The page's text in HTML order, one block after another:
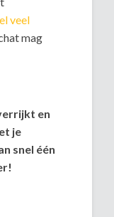
veel
mag
en
je
snel één